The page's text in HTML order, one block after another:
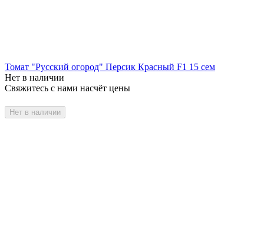
Томат "Русский огород" Персик Красный F1 15 сем
Нет в наличии
Свяжитесь с нами насчёт цены
Нет в наличии